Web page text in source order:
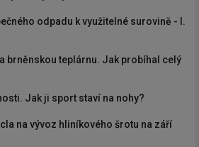
odpadu k využitelné surovině - I.
brněnskou teplárnu. Jak probíhal celý
Jak ji sport staví na nohy?
na vývoz hliníkového šrotu na září